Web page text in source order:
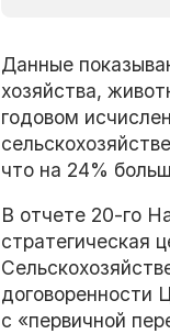
Данные
хозяйства,
годовом
что на 24%
В отчете 20-го
стратегическая
договоренности
с «первичной